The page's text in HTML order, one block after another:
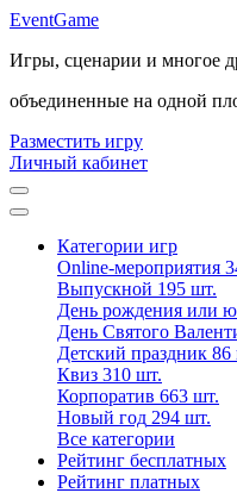
EventGame
Игры, сценарии и многое
объединенные на одной
Разместить игру
Личный кабинет
Категории игр
Online-мероприятия
Выпускной 195 шт.
День рождения или
День Святого
Детский праздник 86
Квиз 310 шт.
Корпоратив 663 шт.
Новый год 294 шт.
Все категории
Рейтинг бесплатных
Рейтинг платных